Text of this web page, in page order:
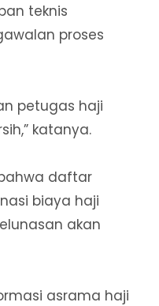
teknis
proses
petugas haji
katanya.
daftar
biaya haji
akan
asrama haji